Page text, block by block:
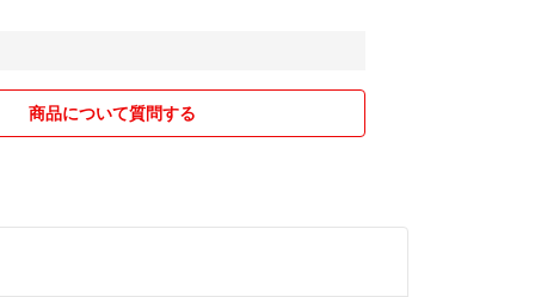
商品について質問する